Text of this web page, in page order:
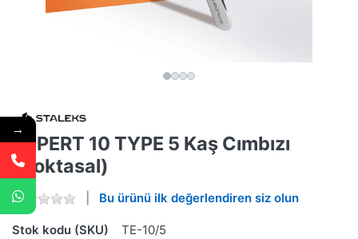
EXPERT 10 TYPE 5 Kaş Cımbızı
(Noktasal)
Bu ürünü ilk değerlendiren siz olun
Stok kodu (SKU) TE-10/5
→